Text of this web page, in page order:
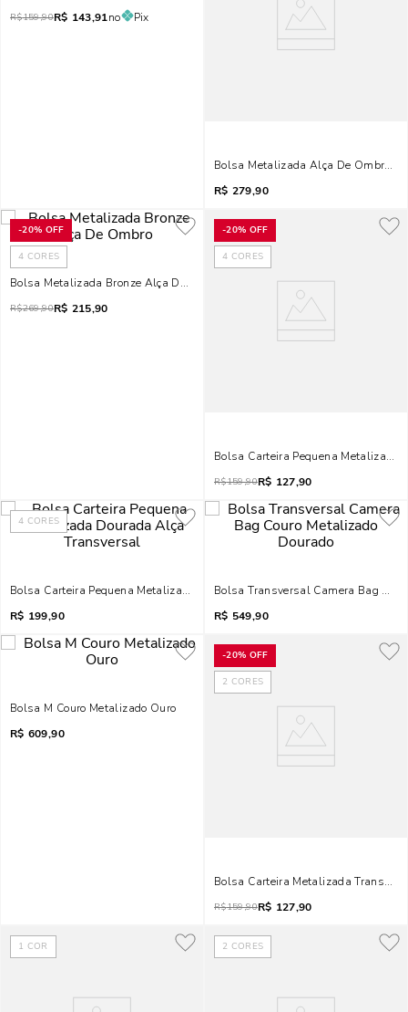
R$159,90R$ 143,91no Pix
Bolsa Metalizada Alça De Ombro
R$ 279,90
-20% OFF
4 CORES
Bolsa Metalizada Bronze Alça De Ombro
R$269,90R$ 215,90
-20% OFF
4 CORES
Bolsa Carteira Pequena Metalizado
R$159,90R$ 127,90
4 CORES
Bolsa Carteira Pequena Metalizada Dourada Alça Transversal
R$ 199,90
Bolsa Transversal Camera Bag
R$ 549,90
Bolsa M Couro Metalizado Ouro
R$ 609,90
-20% OFF
2 CORES
Bolsa Carteira Metalizada
R$159,90R$ 127,90
1 COR 2 CORES